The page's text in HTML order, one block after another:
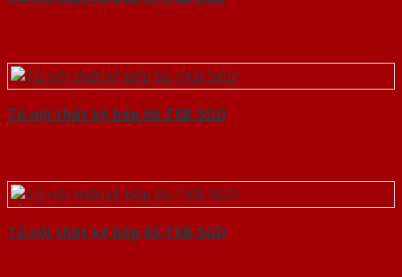
Tủ nội thất kệ bếp 66-TKB-SGD
Tủ nội thất kệ bếp 65-TKB-SGD